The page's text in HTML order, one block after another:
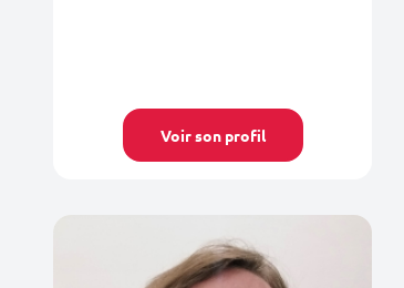
Voir son profil